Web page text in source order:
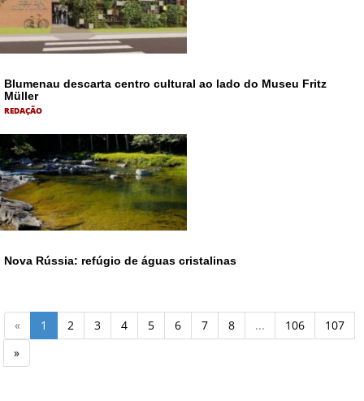
Blumenau descarta centro cultural ao lado do Museu Fritz
Müller
REDAÇÃO
Nova Rússia: refúgio de águas cristalinas
« 1 2 3 4 5 6 7 8 ... 106
107
»